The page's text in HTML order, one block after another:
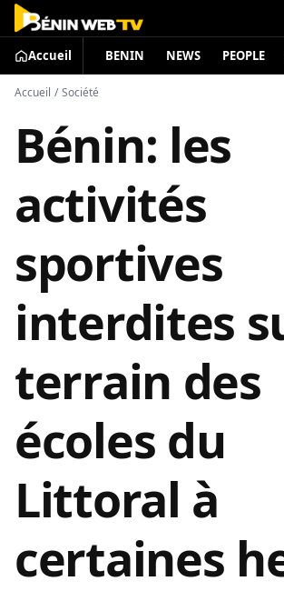
Accueil BENIN NEWS PEOPLE
Accueil / Société
Bénin: les
activités
sportives
interdites
terrain des
écoles du
Littoral à
certaines